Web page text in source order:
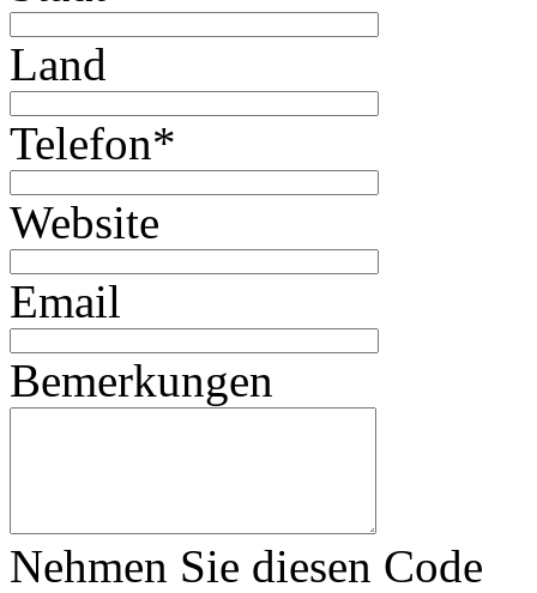
Land
Telefon*
Website
Email
Bemerkungen
Nehmen Sie diesen Code